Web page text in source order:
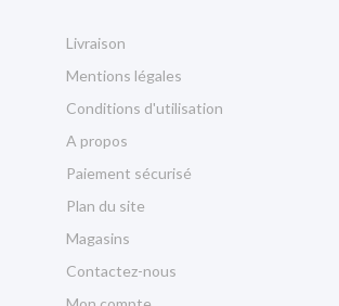
Livraison
Mentions légales
Conditions d'utilisation
A propos
Paiement sécurisé
Plan du site
Magasins
Contactez-nous